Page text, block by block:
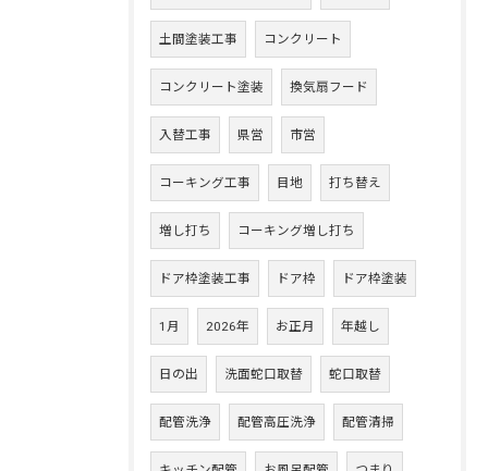
土間塗装工事 コンクリート
コンクリート塗装 換気扇フード
入替工事 県営 市営
コーキング工事 目地 打ち替え
増し打ち コーキング増し打ち
ドア枠塗装工事 ドア枠 ドア枠塗装
1月 2026年 お正月 年越し
日の出 洗面蛇口取替 蛇口取替
配管洗浄 配管高圧洗浄 配管清掃